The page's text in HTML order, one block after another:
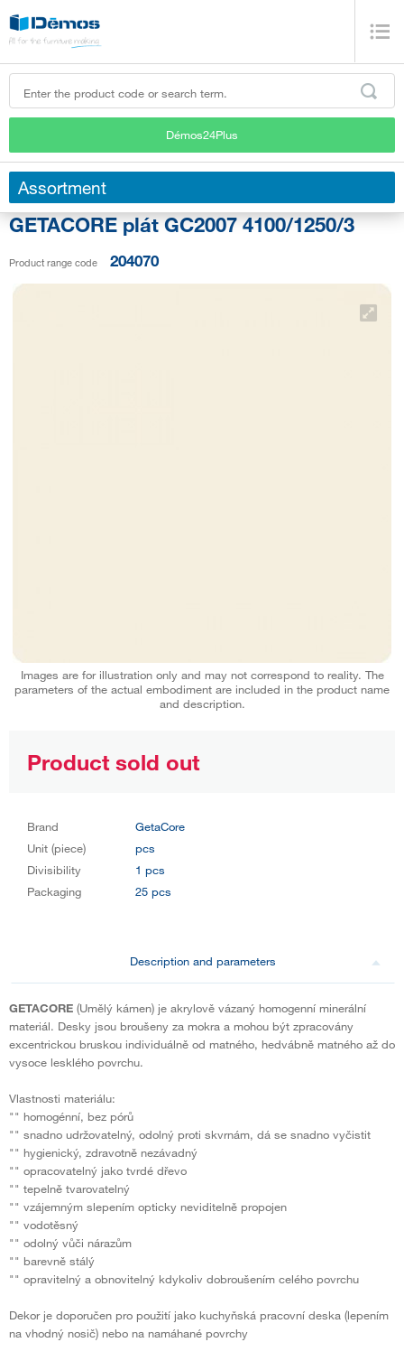
Démos24Plus
Assortment
GETACORE plát GC2007 4100/1250/3
Product range code 204070
Images are for illustration only and may not correspond to reality. The
parameters of the actual embodiment are included in the product name
and description.
Product sold out
Brand
GetaCore
Unit (piece)
pcs
Divisibility
1 pcs
Packaging
25 pcs
Description and parameters
GETACORE (Umělý kámen) je akrylově vázaný homogenní minerální
materiál. Desky jsou broušeny za mokra a mohou být zpracovány
excentrickou bruskou individuálně od matného, hedvábně matného až do
vysoce lesklého povrchu.
Vlastnosti materiálu:
"" homogénní, bez pórů
"" snadno udržovatelný, odolný proti skvrnám, dá se snadno vyčistit
"" hygienický, zdravotně nezávadný
"" opracovatelný jako tvrdé dřevo
"" tepelně tvarovatelný
"" vzájemným slepením opticky neviditelně propojen
"" vodotěsný
"" odolný vůči nárazům
"" barevně stálý
"" opravitelný a obnovitelný kdykoliv dobroušením celého povrchu
Dekor je doporučen pro použití jako kuchyňská pracovní deska (lepením
na vhodný nosič) nebo na namáhané povrchy